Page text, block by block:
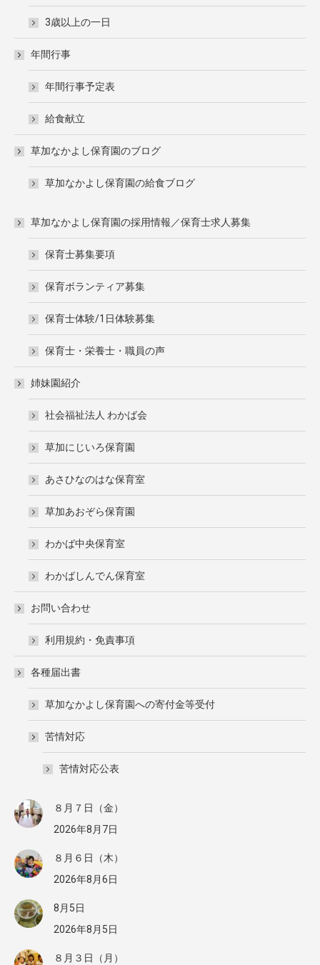
3歳以上の一日
年間行事
年間行事予定表
給食献立
草加なかよし保育園のブログ
草加なかよし保育園の給食ブログ
草加なかよし保育園の採用情報／保育士求人募集
保育士募集要項
保育ボランティア募集
保育士体験/1日体験募集
保育士・栄養士・職員の声
姉妹園紹介
社会福祉法人 わかば会
草加にじいろ保育園
あさひなのはな保育室
草加あおぞら保育園
わかば中央保育室
わかばしんでん保育室
お問い合わせ
利用規約・免責事項
各種届出書
草加なかよし保育園への寄付金等受付
苦情対応
苦情対応公表
８月７日（金）
2026年8月7日
８月６日（木）
2026年8月6日
8月5日
2026年8月5日
８月３日（月）